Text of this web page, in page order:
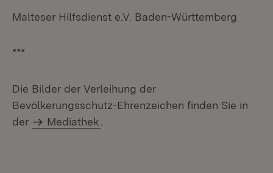
Malteser Hilfsdienst e.V. Baden-Württemberg
***
Die Bilder der Verleihung der
Bevölkerungsschutz-Ehrenzeichen finden Sie in
der
Mediathek